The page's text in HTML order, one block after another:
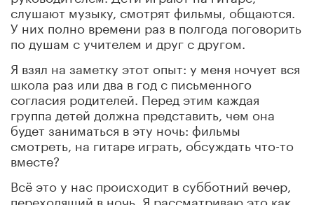
слушают музыку, смотрят фильмы, общаются.
У них полно времени раз в полгода поговорить
по душам с учителем и друг с другом.
Я взял на заметку этот опыт: у меня ночует вся
школа раз или два в год с письменного
согласия родителей. Перед этим каждая
группа детей должна представить, чем она
будет заниматься в эту ночь: фильмы
смотреть, на гитаре играть, обсуждать что-то
вместе?
Всё это у нас происходит в субботний вечер,
переходящий в ночь. Я рассматриваю это как